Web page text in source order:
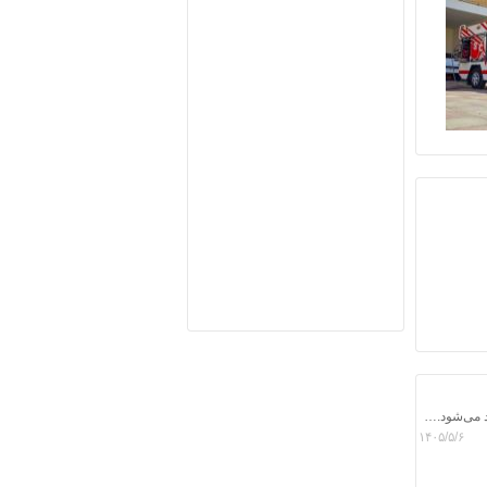
خدمت در مسیر عاشقان و دلدادگان، توفیقی الهی است که نصیب بندگان خالص خداوند می‌شود. امروز با افتخار شاهد بودیم که خانواده بزرگ جمعیت هلال احمر شهرستان بجستان با تکیه بر روحیه ایثار، همدلی و مسئولیت‌پذیری، بار دیگر برگ زرینی از خدمت صادقانه را در مسیر زائران شرکت‌کننده در مراسم تشییع شهید ایران رقم زد.
۱۴۰۵/۵/۶